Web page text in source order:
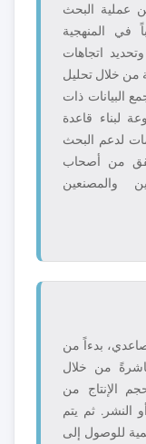
عملية البحث
بنسبة 20% تقريباً في المنهجية
اتجاهات
من خلال تحليل
البيانات ذات
لبناء قاعدة
لدعم البحث
من أصحاب
والمصنعين
بدءاً من
من خلال
الإنتاج من
النشر. ثم يتم
للوصول إلى